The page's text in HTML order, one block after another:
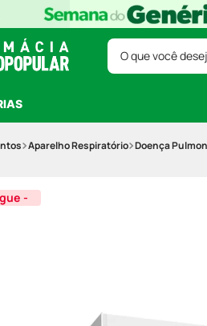
O que você
Aparelho Respiratório Doença
-